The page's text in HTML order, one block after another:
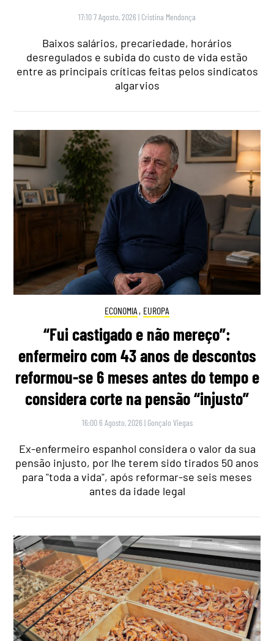
17:10 7 Agosto, 2026 | Cristina Mendonça
Baixos salários, precariedade, horários
desregulados e subida do custo de vida estão
entre as principais críticas feitas pelos sindicatos
algarvios
ECONOMIA , EUROPA
“Fui castigado e não mereço”:
enfermeiro com 43 anos de descontos
reformou-se 6 meses antes do tempo e
considera corte na pensão “injusto”
16:00 6 Agosto, 2026 | Gonçalo Viegas
Ex-enfermeiro espanhol considera o valor da sua
pensão injusto, por lhe terem sido tirados 50 anos
para "toda a vida", após reformar-se seis meses
antes da idade legal